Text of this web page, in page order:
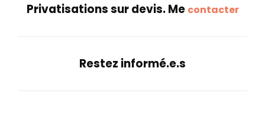
Privatisations sur devis. Me contacter
Restez informé.e.s